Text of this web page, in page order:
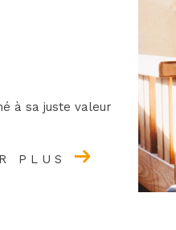
à sa juste valeur
PLUS